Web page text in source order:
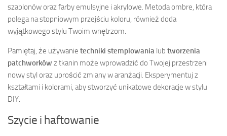
szablonów oraz farby emulsyjne i akrylowe. Metoda ombre, która
polega na stopniowym przejściu koloru, również doda
wyjątkowego stylu Twoim wnętrzom.
Pamiętaj, że używanie techniki stemplowania lub tworzenia
patchworków z tkanin może wprowadzić do Twojej przestrzeni
nowy styl oraz uprościć zmiany w aranżacji. Eksperymentuj z
kształtami i kolorami, aby stworzyć unikatowe dekoracje w stylu
DIY.
Szycie i haftowanie